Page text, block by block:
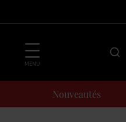
MENU
Nouveautés